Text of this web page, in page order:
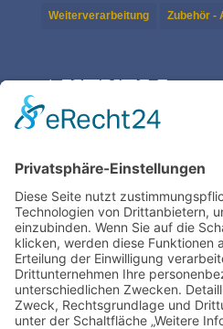
Weiterverarbeitung Zubehör -
AKTUELL
Boston-Tiegel A4
ASBERN Radier­presse
Der Basis Satzschrank
Boston Tiegel W. Harth &